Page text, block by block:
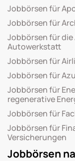
Jobbörsen für
Jobbörsen für
Jobbörsen für
Autowerkstatt
Jobbörsen für
Jobbörsen für
Jobbörsen für
regenerative
Jobbörsen für
Jobbörsen für
Versicherungen
Jobbörsen